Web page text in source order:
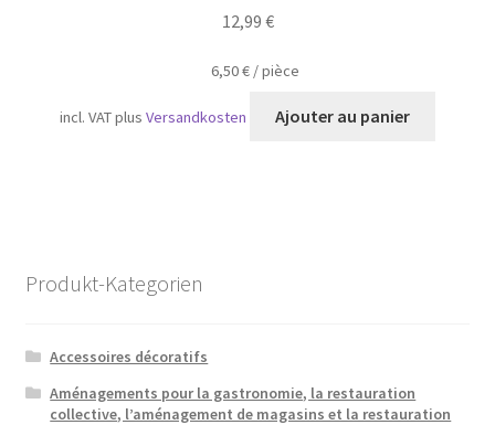
12,99 €
6,50€ /pièce
incl. VATplusVersandkosten Ajouter au panier
Produkt-Kategorien
Accessoires décoratifs
Aménagements pour la gastronomie, la restauration
collective, l’aménagement de magasins et la restauration